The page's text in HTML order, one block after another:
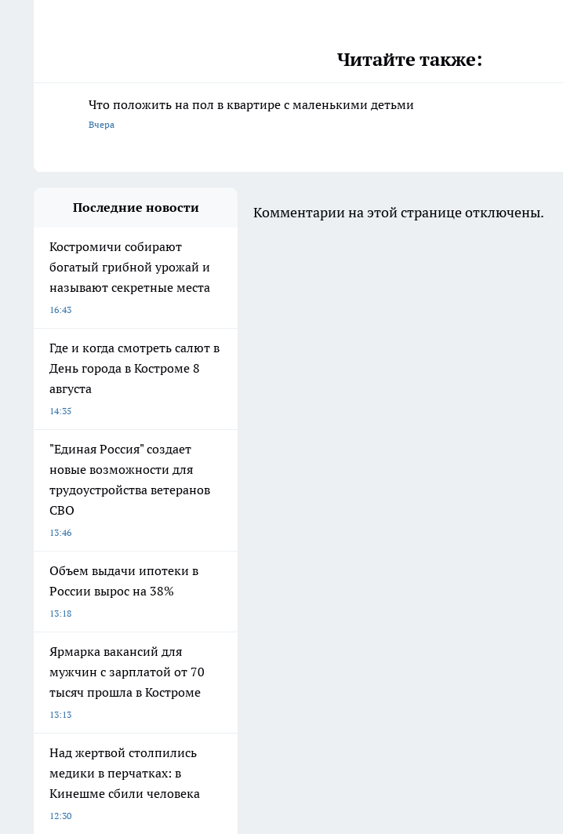
Читайте также:
Что положить на пол в квартире с маленькими детьми
Вчера
Последние новости
Костромичи собирают
богатый грибной урожай и
называют секретные места
16:43
Где и когда смотреть салют в
День города в Костроме 8
августа
14:35
"Единая Россия" создает
новые возможности для
трудоустройства ветеранов
СВО
13:46
Объем выдачи ипотеки в
России вырос на 38%
13:18
Ярмарка вакансий для
мужчин с зарплатой от 70
тысяч прошла в Костроме
13:13
Над жертвой столпились
медики в перчатках: в
Кинешме сбили человека
12:30
Комментарии на этой странице отключены.